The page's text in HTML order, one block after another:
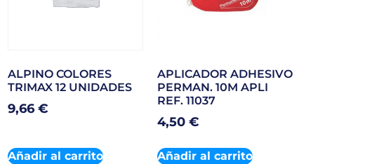
ALPINO COLORES
TRIMAX 12 UNIDADES
9,66 €
Añadir al carrito
APLICADOR ADHESIVO
PERMAN. 10M APLI
REF. 11037
4,50€
Añadir al carrito